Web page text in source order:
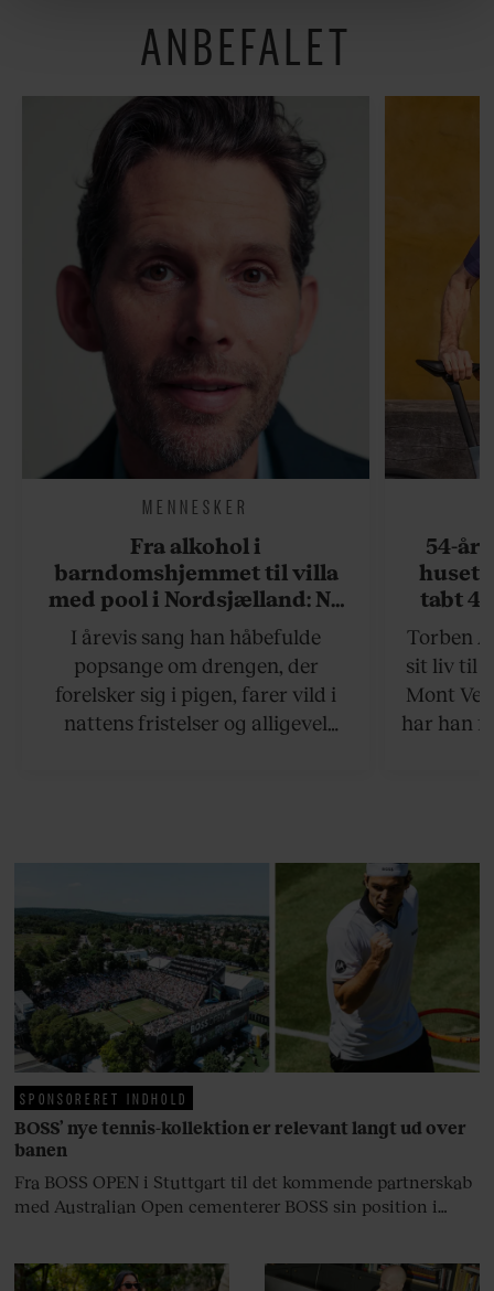
behandling af dine personoplysninger i forbindelse
hermed i både vores privatlivspolitikog
ANBEFALET
MENNESKER
Fra alkohol i
barndomshjemmet til villa
med pool i Nordsjælland: Nu
skal du høre sandheden om
Rasmus Seebach
I årevis sang han håbefulde
popsange om drengen, der
forelsker sig i pigen, farer vild i
nattens fristelser og alligevel
blevet voksen. Her indtager
fortællerens plads i et portræt om
arv, angst, familieliv, frygten for
at miste stemmen og den
livsglæde, han nægter at give slip
på.
54-
huset
tabt
Torben
sit liv til
Mont
har han
SPONSORERET INDHOLD
BOSS’ nye tennis-kollektion er relevant langt ud over
banen
Fra BOSS OPEN i Stuttgart til det kommende partnerskab
med Australian Open cementerer BOSS sin position i